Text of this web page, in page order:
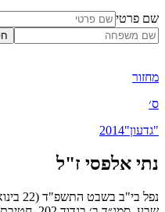
שם פרטי
מחזור
ס׳
"גדעון"2014
נתי אלפסי ז"ל